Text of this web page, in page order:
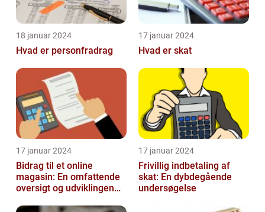
18 januar 2024
Hvad er personfradrag
17 januar 2024
Hvad er skat
17 januar 2024
Bidrag til et online
magasin: En omfattende
oversigt og udviklingen
17 januar 2024
Frivillig indbetaling af
skat: En dybdegående
undersøgelse